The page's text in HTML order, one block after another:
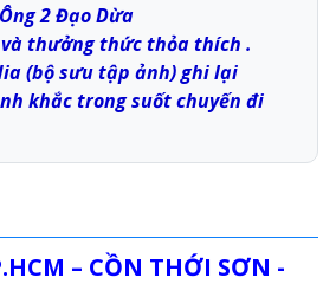
2 Đạo Dừa
thưởng thức thỏa thích .
(bộ sưu tập ảnh) ghi lại
khắc trong suốt chuyến đi
– CỒN THỚI SƠN -